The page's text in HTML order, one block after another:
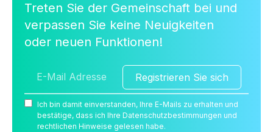
Treten Sie der Gemeinschaft bei und
verpassen Sie keine Neuigkeiten
oder neuen Funktionen!
Registrieren Sie sich
Ich bin damit einverstanden, Ihre E-Mails zu erhalten und
bestätige, dass ich Ihre Datenschutzbestimmungen und
rechtlichen Hinweise gelesen habe.